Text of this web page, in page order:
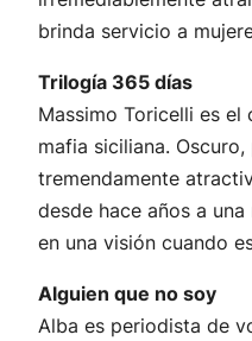
brinda servicio a
Trilogía 365 días
Massimo Toricelli es el
mafia siciliana.
tremendamente
desde hace años a
en una visión cuando
Alguien que no soy
Alba es periodista de